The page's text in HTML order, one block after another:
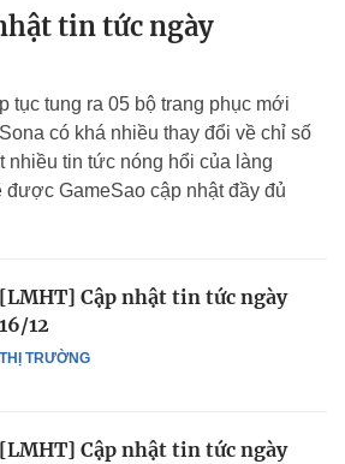
tin tức ngày
tục tung ra 05 bộ trang phục mới
có khá nhiều thay đổi về chỉ số
tin tức nóng hổi của làng
được GameSao cập nhật đầy đủ
THỊ TRƯỜNG
[LMHT] Cập nhật tin tức ngày
16/12
[LMHT] Cập nhật tin tức ngày